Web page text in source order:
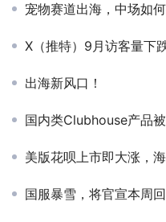
宠物赛道出海，中场如
X（推特）9月访客量下跌6亿；Midjourney发布新应
出海新风口！
国内类Clubhouse产品
美版花呗上市即大涨，
国服暴雪，将官宣本周回